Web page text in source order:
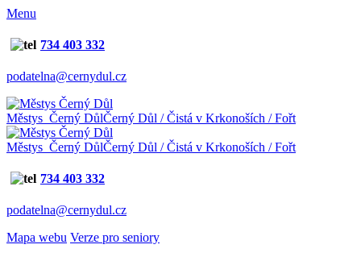
Menu
734 403 332
podatelna@cernydul.cz
Městys Černý DůlČerný Důl / Čistá v Krkonoších / Fořt
Městys Černý DůlČerný Důl / Čistá v Krkonoších / Fořt
734 403 332
podatelna@cernydul.cz
Mapa webu Verze pro seniory